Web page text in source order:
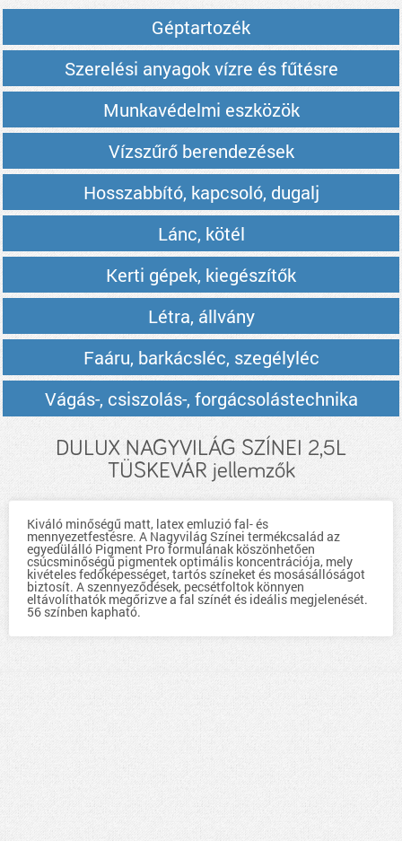
Géptartozék
Szerelési anyagok vízre és fűtésre
Munkavédelmi eszközök
Vízszűrő berendezések
Hosszabbító, kapcsoló, dugalj
Lánc, kötél
Kerti gépek, kiegészítők
Létra, állvány
Faáru, barkácsléc, szegélyléc
Vágás-, csiszolás-, forgácsolástechnika
DULUX NAGYVILÁG SZÍNEI 2,5L
TÜSKEVÁR jellemzők
Kiváló minőségű matt, latex emluzió fal- és
mennyezetfestésre. A Nagyvilág Színei termékcsalád az
egyedülálló Pigment Pro formulának köszönhetően
csúcsminőségű pigmentek optimális koncentrációja, mely
kivételes fedőképességet, tartós színeket és mosásállóságot
biztosít. A szennyeződések, pecsétfoltok könnyen
eltávolíthatók megőrizve a fal színét és ideális megjelenését.
56 színben kapható.